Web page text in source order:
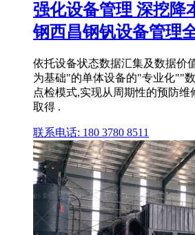
强化设备管理 深挖
钢西昌钢钒设备管理
依托设备状态数据汇集及数据价
为基础"的单体设备的"专业化""
点检模式,实现从周期性的预防维
取得 .
联系电话: 180 3780 8511